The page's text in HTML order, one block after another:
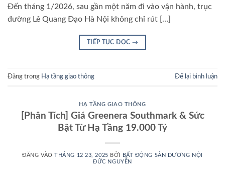
Đến tháng 1/2026, sau gần một năm đi vào vận hành, trục
đường Lê Quang Đạo Hà Nội không chỉ rút […]
TIẾP TỤC ĐỌC →
Đăng trong Hạ tầng giao thông Để lại bình luận
HẠ TẦNG GIAO THÔNG
[Phân Tích] Giá Greenera Southmark & Sức
Bật Từ Hạ Tầng 19.000 Tỷ
ĐĂNG VÀOTHÁNG 12 23, 2025 BỞI
BẤT ĐỘNG SẢN DƯƠNG NỘI
ĐỨC NGUYỄN